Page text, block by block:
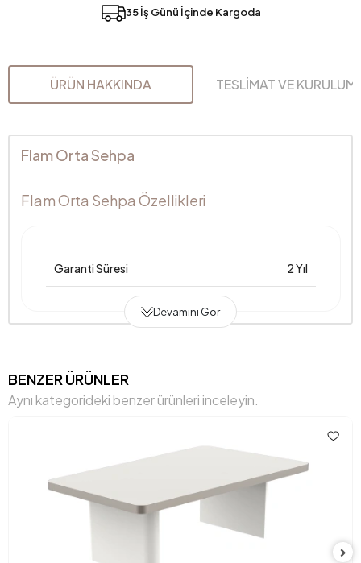
35 İş Günü İçinde Kargoda
ÜRÜN HAKKINDA TESLİMAT VE KURULUM
Flam Orta Sehpa
Flam Orta Sehpa Özellikleri
Garanti Süresi 2 Yıl
Devamını Gör
BENZER ÜRÜNLER
Aynı kategorideki benzer ürünleri inceleyin.